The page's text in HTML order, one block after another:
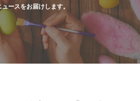
ースをお届けします。